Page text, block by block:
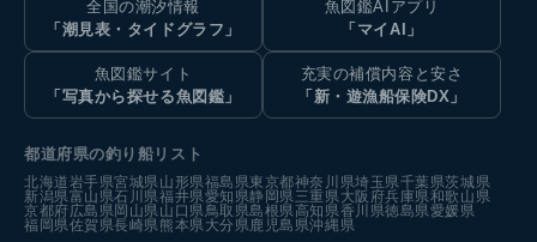
全国の潮汐情報
「潮見表・タイドグラフ」
魚図鑑AIアプリ
「マイAI」
魚図鑑サイト
「写真から探せる魚図鑑」
充実の補償内容と安さ
「新・遊漁船保険DX」
都道府県の釣り船リスト
北海道 岩手県宮城県 山形県福島県東京都神奈川県埼玉県千葉県茨城県
新潟県富山県石川県福井県愛知県静岡県 三重県 大阪府兵庫県和歌山県
京都府広島県岡山県 山口県 鳥取県島根県高知県香川県徳島県愛媛県
福岡県佐賀県長崎県 熊本県 大分県 鹿児島県沖縄県